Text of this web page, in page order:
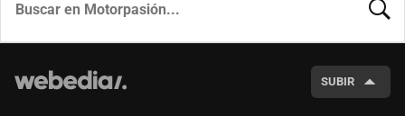
SUBIR